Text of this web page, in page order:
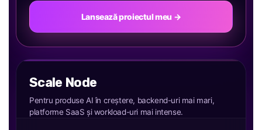
Lansează proiectul meu →
Scale Node
Pentru produse AI în creștere, backend-uri mai mari,
platforme SaaS și workload-uri mai intense.